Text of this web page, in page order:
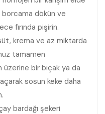
dökün ve
fırında pişirin.
krema ve az miktarda
tamamen
üzerine bir bıçak ya da
sosun keke daha
bardağı şekeri